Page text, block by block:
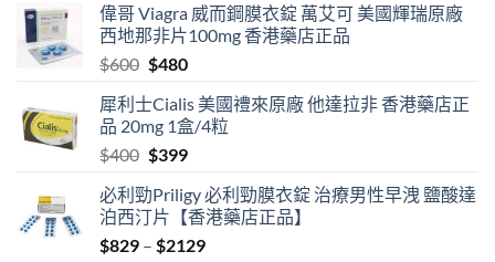
$529
through
偉哥 Viagra 威而鋼膜衣錠 萬艾可 美國輝瑞原廠
西地那非片100mg 香港藥店正品
$600 Original
was:
$600.
$480Current
is:
$480.
犀利士Cialis 美國禮來原廠 他達拉非 香港藥店正
品 20mg 1盒/4粒
$400 Original
was:
$400.
$399Current
is:
$399.
必利勁Priligy 必利勁膜衣錠 治療男性早洩 鹽酸達
泊西汀片【香港藥店正品】
$829 – $2129Price